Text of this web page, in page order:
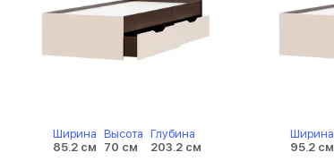
Ширина
85.2 см
Высота
70 см
Глубина
203.2 см
Ширина
95.2 см